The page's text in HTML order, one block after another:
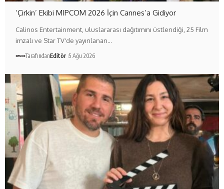
‘Çirkin’ Ekibi MIPCOM 2026 İçin Cannes’a Gidiyor
Calinos Entertainment, uluslararası dağıtımını üstlendiği, 25 Film
imzalı ve Star TV'de yayınlanan…
TarafındanEditör 5 Ağu 2026